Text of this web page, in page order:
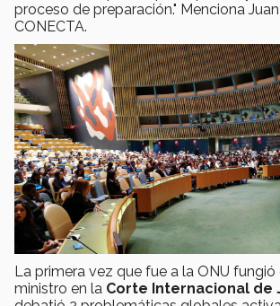
proceso de preparación." Menciona
CONECTA.
La primera vez que fue a la ONU
ministro en la Corte Internacional de